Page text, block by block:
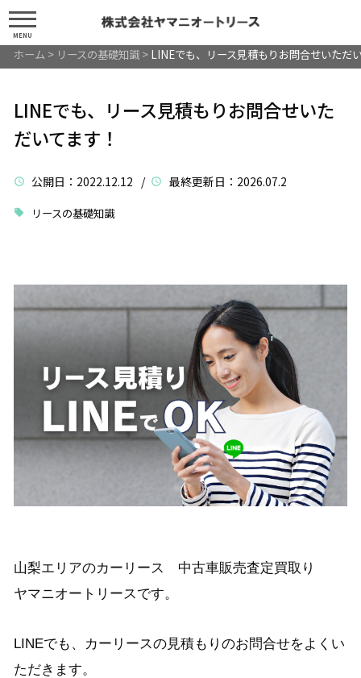
MENU
ホーム > リースの基礎知識> LINEでも、リース見積もりお問合せいただ
LINEでも、リース見積もりお問合せいた
だいてます！
公開日 ：2022.12.12 / 最終更新日 ：2026.07.2
リースの基礎知識
山梨エリアのカーリース 中古車販売査定買取り
ヤマニオートリースです。
LINEでも、カーリースの見積もりのお問合せをよくい
ただきます。